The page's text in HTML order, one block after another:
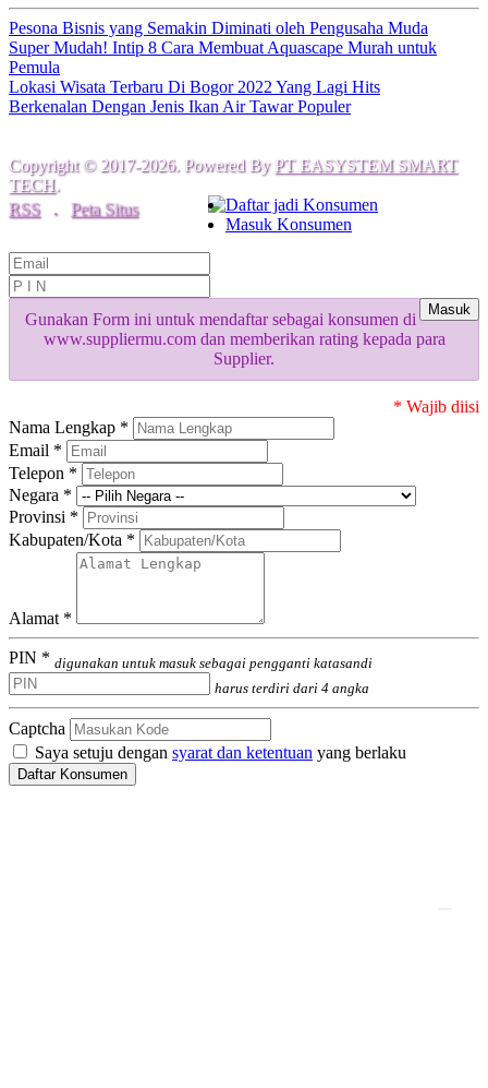
Pesona Bisnis yang Semakin Diminati oleh Pengusaha Muda
Super Mudah! Intip 8 Cara Membuat Aquascape Murah untuk
Pemula
Lokasi Wisata Terbaru Di Bogor 2022 Yang Lagi Hits
Berkenalan Dengan Jenis Ikan Air Tawar Populer
Copyright © 2017-2026. Powered By PT EASYSTEM SMART
TECH.
RSS
. Peta Situs
Daftar jadi Konsumen
Masuk Konsumen
Masuk
Gunakan Form ini untuk mendaftar sebagai konsumen di
www.suppliermu.com dan memberikan rating kepada para
Supplier.
* Wajib diisi
Nama Lengkap *
Email *
Telepon *
Negara *
Provinsi *
Kabupaten/Kota *
Alamat *
PIN * digunakan untuk masuk sebagai pengganti katasandi
harus terdiri dari 4 angka
Captcha
Saya setuju dengan syarat dan ketentuan yang berlaku
Daftar Konsumen